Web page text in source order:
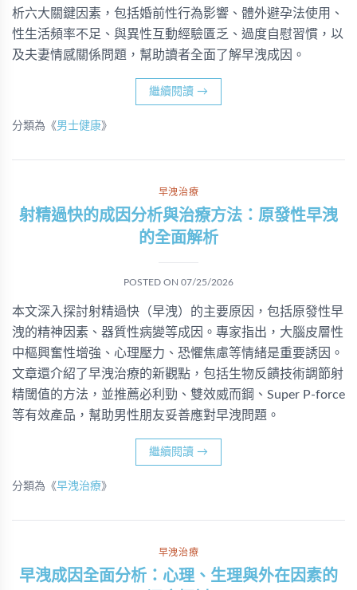
析六大關鍵因素，包括婚前性行為影響、體外避孕法使用、
性生活頻率不足、與異性互動經驗匱乏、過度自慰習慣，以
及夫妻情感關係問題，幫助讀者全面了解早洩成因。
繼續閱讀 →
分類為《男士健康》
早洩治療
射精過快的成因分析與治療方法：原發性早洩
的全面解析
POSTED ON 07/25/2026
本文深入探討射精過快（早洩）的主要原因，包括原發性早
洩的精神因素、器質性病變等成因。專家指出，大腦皮層性
中樞興奮性增強、心理壓力、恐懼焦慮等情緒是重要誘因。
文章還介紹了早洩治療的新觀點，包括生物反饋技術調節射
精閾值的方法，並推薦必利勁、雙效威而鋼、Super P-force
等有效產品，幫助男性朋友妥善應對早洩問題。
繼續閱讀 →
分類為《早洩治療》
早洩治療
早洩成因全面分析：心理、生理與外在因素的